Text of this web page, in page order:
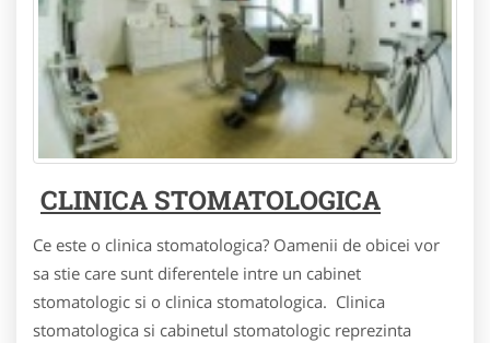
CLINICA STOMATOLOGICA
Ce este o clinica stomatologica? Oamenii de obicei vor
sa stie care sunt diferentele intre un cabinet
stomatologic si o clinica stomatologica. Clinica
stomatologica si cabinetul stomatologic reprezinta